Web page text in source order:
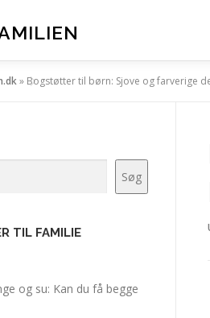
» Bogstøtter til børn: Sjove og farverige
Søg
TIL FAMILIE
og su: Kan du få begge